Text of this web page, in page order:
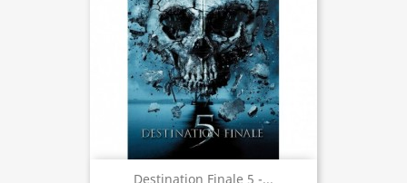
Destination Finale 5 -...